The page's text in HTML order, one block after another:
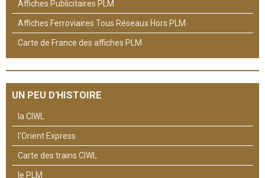
Affiches Publicitaires PLM
Affiches Ferroviaires Tous Réseaux Hors PLM
Carte de France des affiches PLM
UN PEU D'HISTOIRE
la CIWL
l'Orient Express
Carte des trains CIWL
le PLM